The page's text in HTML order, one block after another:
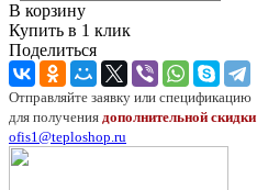
В корзину
Купить в 1 клик
Поделиться
Отправляйте заявку или спецификацию
для получения дополнительной скидки
ofis1@teploshop.ru